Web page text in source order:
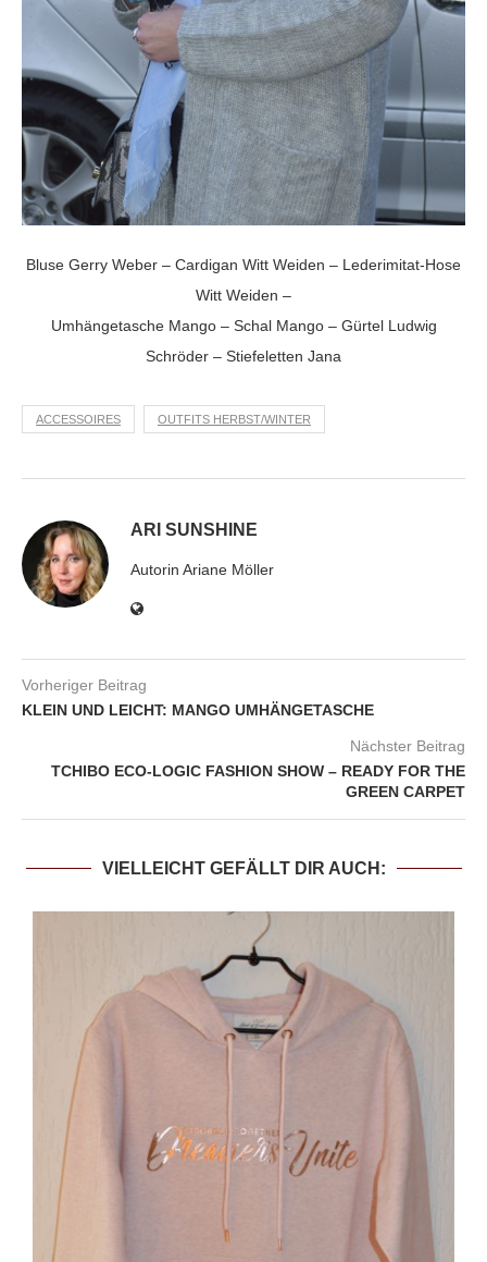
Bluse Gerry Weber – Cardigan Witt Weiden – Lederimitat-Hose
Witt Weiden –
Umhängetasche Mango – Schal Mango – Gürtel Ludwig
Schröder – Stiefeletten Jana
ACCESSOIRES OUTFITS HERBST/WINTER
ARI SUNSHINE
Autorin Ariane Möller
Vorheriger Beitrag
KLEIN UND LEICHT: MANGO UMHÄNGETASCHE
Nächster Beitrag
TCHIBO ECO-LOGIC FASHION SHOW – READY FOR THE
GREEN CARPET
VIELLEICHT GEFÄLLT DIR AUCH: